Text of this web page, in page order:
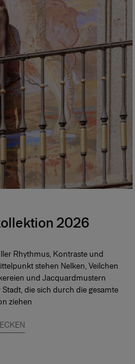
2026
Rhythmus, Kontraste und
stehen Nelken, Veilchen
und Jacquardmustern
die sich durch die gesamte
ziehen